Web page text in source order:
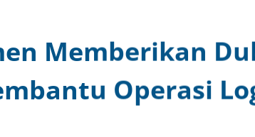
Memberikan
Operasi